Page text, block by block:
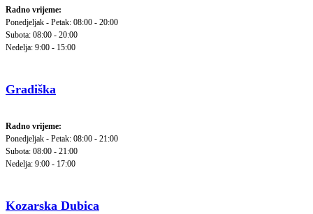
Radno vrijeme:
Ponedjeljak - Petak: 08:00 - 20:00
Subota: 08:00 - 20:00
Nedelja: 9:00 - 15:00
Gradiška
Radno vrijeme:
Ponedjeljak - Petak: 08:00 - 21:00
Subota: 08:00 - 21:00
Nedelja: 9:00 - 17:00
Kozarska Dubica